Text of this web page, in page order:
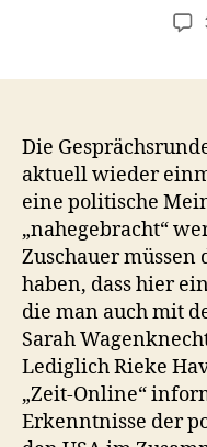
Die
aktuell wieder
eine politische
„nahegebracht“
Zuschauer
haben, dass hier
die man auch mit
Sarah
Lediglich Rieke
„Zeit-Online“
Erkenntnisse der